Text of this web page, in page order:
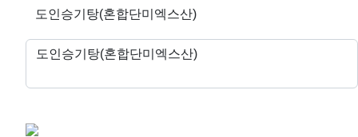
도인승기탕(혼합단미엑스산)
도인승기탕(혼합단미엑스산)